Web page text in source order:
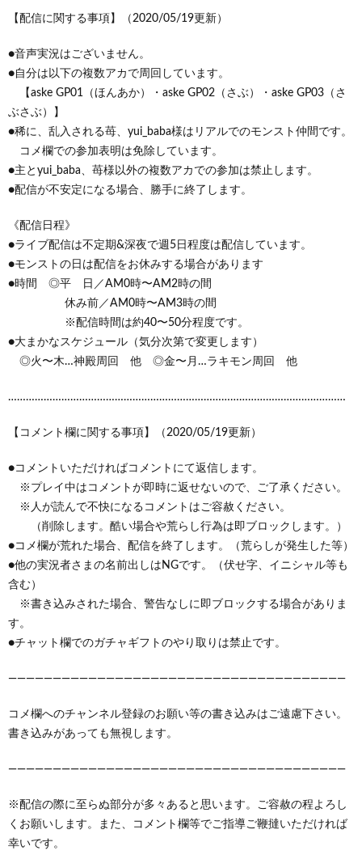
【配信に関する事項】（2020/05/19更新）
●音声実況はございません。
●自分は以下の複数アカで周回しています。
【aske GP01（ほんあか）・aske GP02（さぶ）・aske GP03（さ
ぶさぶ）】
●稀に、乱入される苺、yui_baba様はリアルでのモンスト仲間です。
コメ欄での参加表明は免除しています。
●主とyui_baba、苺様以外の複数アカでの参加は禁止します。
●配信が不安定になる場合、勝手に終了します。
《配信日程》
●ライブ配信は不定期&深夜で週5日程度は配信しています。
●モンストの日は配信をお休みする場合があります
●時間 ◎平 日／AM0時〜AM2時の間
休み前／AM0時〜AM3時の間
※配信時間は約40〜50分程度です。
●大まかなスケジュール（気分次第で変更します）
◎火〜木…神殿周回 他 ◎金〜月…ラキモン周回 他
……………………………………………………………………………………………………
【コメント欄に関する事項】（2020/05/19更新）
●コメントいただければコメントにて返信します。
※プレイ中はコメントが即時に返せないので、ご了承ください。
※人が読んで不快になるコメントはご容赦ください。
（削除します。酷い場合や荒らし行為は即ブロックします。）
●コメ欄が荒れた場合、配信を終了します。（荒らしが発生した等）
●他の実況者さまの名前出しはNGです。（伏せ字、イニシャル等も
含む）
※書き込みされた場合、警告なしに即ブロックする場合がありま
す。
●チャット欄でのガチャギフトのやり取りは禁止です。
——————————————————————————————————————
コメ欄へのチャンネル登録のお願い等の書き込みはご遠慮下さい。
書き込みがあっても無視します。
——————————————————————————————————————
※配信の際に至らぬ部分が多々あると思います。ご容赦の程よろし
くお願いします。また、コメント欄等でご指導ご鞭撻いただければ
幸いです。